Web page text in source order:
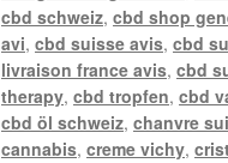
cbd schweiz,cbd shop
avi,cbd suisse avis,cbd
livraison france avis,cbd
therapy,cbd tropfen,cbd
cbd öl schweiz,chanvre
cannabis,creme vichy,